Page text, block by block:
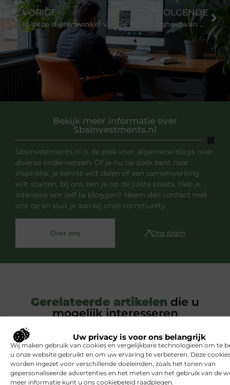
Uw privacy is voor ons belangrijk
Wij maken gebruik van cookies en vergelijkbare technologieën om te
u onze website gebruikt en om uw ervaring te verbeteren. Deze
worden ingezet voor verschillende doeleinden, zoals het tonen van
gepersonaliseerde advertenties en het meten van het gebruik van de
meer informatie kunt u ons cookiebeleid raadplegen.
Bekijk meer informatie over
Sbsinvestments.nl
Sbsinvestments.nl is dé plek voor algemene blogs over
diverse onderwerpen. Of je nu op zoek bent naar
inspiratie, je kennis wilt delen of een samenwerking
wilt starten, bij ons ben je op de juiste plaats. Heb je
interesse om zelf te bloggen? Neem dan contact met
ons op en sluit je aan bij onze community.
Over ons Ons team
VORIGE
In deze dierenwinkel vindt u alle producten van Puur
VOLGENDE
De Veelzijdigheid van een Walkie Talkie: Altijd in Contact
Gerelateerde artikelen die u
mogelijk interesseren
BEAUTY EN VERZORGING